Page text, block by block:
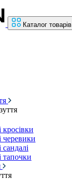
Каталог товарів
кросівки
черевики
сандалі
тапочки